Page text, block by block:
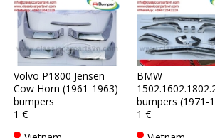
Volvo P1800 Jensen
Cow Horn (1961-1963)
bumpers
1 €
BMW
bumpers (1971-
1 €